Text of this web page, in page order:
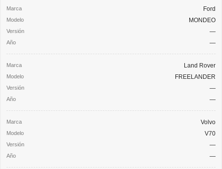
Ford
MONDEO
—
—
Land Rover
FREELANDER
—
—
Volvo
V70
—
—